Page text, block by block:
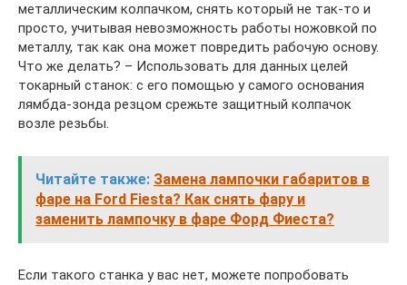
металлическим колпачком, снять который не так-то и
просто, учитывая невозможность работы ножовкой по
металлу, так как она может повредить рабочую основу.
Что же делать? – Использовать для данных целей
токарный станок: с его помощью у самого основания
лямбда-зонда резцом срежьте защитный колпачок
возле резьбы.
Читайте также: Замена лампочки габаритов в
фаре на Ford Fiesta? Как снять фару и
заменить лампочку в фаре Форд Фиеста?
Если такого станка у вас нет, можете попробовать